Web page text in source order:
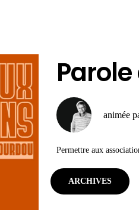
animée
Permettre aux
ARCHIVES